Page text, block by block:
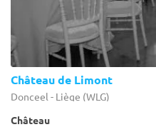
Château de Limont
Donceel - Liège (WLG)
Château